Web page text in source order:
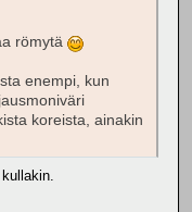
römytä
enempi, kun
koreista, ainakin